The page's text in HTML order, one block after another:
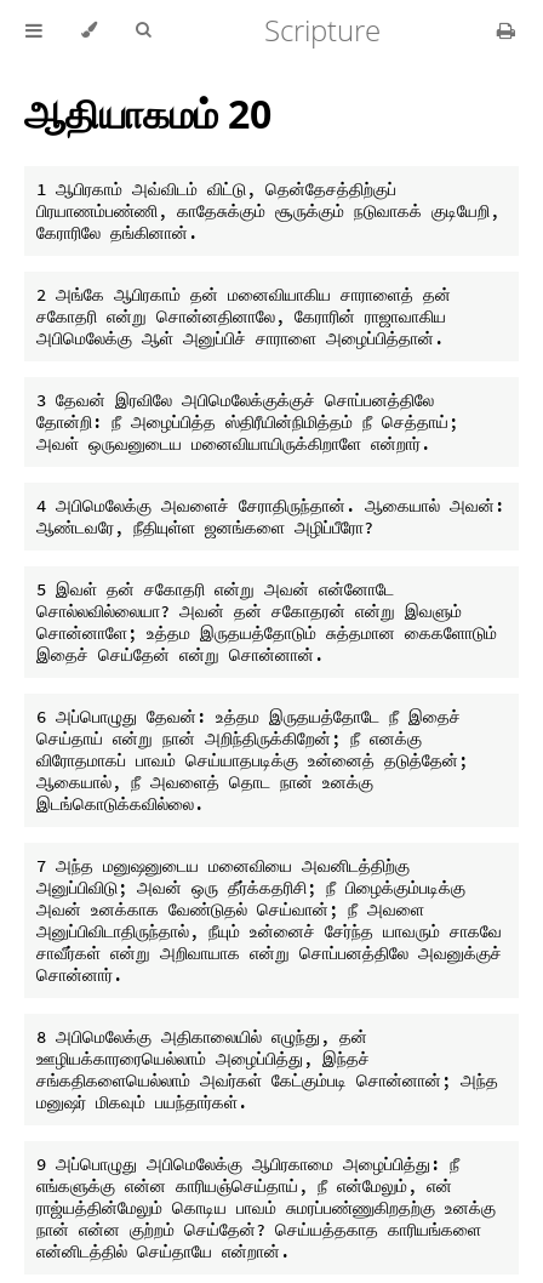
Scripture
ஆதியாகமம் 20
1 ஆபிரகாம் அவ்விடம் விட்டு, தென்தேசத்திற்குப்
பிரயாணம்பண்ணி, காதேசுக்கும் சூருக்கும் நடுவாகக் குடியேறி,
2 அங்கே ஆபிரகாம் தன் மனைவியாகிய சாராளைத் தன்
சகோதரி என்று சொன்னதினாலே, கேராரின் ராஜாவாகிய
3 தேவன் இரவிலே அபிமெலேக்குக்குச் சொப்பனத்திலே
தோன்றி: நீ அழைப்பித்த ஸ்திரீயின்நிமித்தம் நீ செத்தாய்;
4 அபிமெலேக்கு அவளைச் சேராதிருந்தான். ஆகையால் அவன்:
5 இவள் தன் சகோதரி என்று அவன் என்னோடே
சொல்லவில்லையா? அவன் தன் சகோதரன் என்று இவளும்
சொன்னாளே; உத்தம இருதயத்தோடும் சுத்தமான கைகளோடும்
6 அப்பொழுது தேவன்: உத்தம இருதயத்தோடே நீ இதைச்
செய்தாய் என்று நான் அறிந்திருக்கிறேன்; நீ எனக்கு
விரோதமாகப் பாவம் செய்யாதபடிக்கு உன்னைத் தடுத்தேன்;
ஆகையால், நீ அவளைத் தொட நான் உனக்கு
7 அந்த மனுஷனுடைய மனைவியை அவனிடத்திற்கு
அனுப்பிவிடு; அவன் ஒரு தீர்க்கதரிசி; நீ பிழைக்கும்படிக்கு
அவன் உனக்காக வேண்டுதல் செய்வான்; நீ அவளை
அனுப்பிவிடாதிருந்தால், நீயும் உன்னைச் சேர்ந்த யாவரும் சாகவே
சாவீர்கள் என்று அறிவாயாக என்று சொப்பனத்திலே அவனுக்குச்
8 அபிமெலேக்கு அதிகாலையில் எழுந்து, தன்
ஊழியக்காரரையெல்லாம் அழைப்பித்து, இந்தச்
சங்கதிகளையெல்லாம் அவர்கள் கேட்கும்படி சொன்னான்; அந்த
9 அப்பொழுது அபிமெலேக்கு ஆபிரகாமை அழைப்பித்து: நீ
எங்களுக்கு என்ன காரியஞ்செய்தாய், நீ என்மேலும், என்
ராஜ்யத்தின்மேலும் கொடிய பாவம் சுமரப்பண்ணுகிறதற்கு உனக்கு
நான் என்ன குற்றம் செய்தேன்? செய்யத்தகாத காரியங்களை